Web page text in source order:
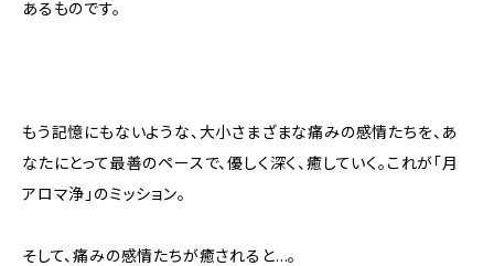
あるものです。
もう記憶にもないような、大小さまざまな痛みの感情たちを、あ
なたにとって最善のペースで、優しく深く、癒していく。これが「月
アロマ浄」のミッション。
そして、痛みの感情たちが癒されると…。